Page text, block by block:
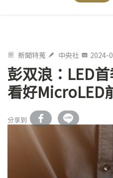
新聞特蒐 中央社 2024-
彭双浪：LED
看好MicroLED
分享到